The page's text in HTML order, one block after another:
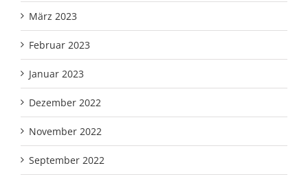
März 2023
Februar 2023
Januar 2023
Dezember 2022
November 2022
September 2022